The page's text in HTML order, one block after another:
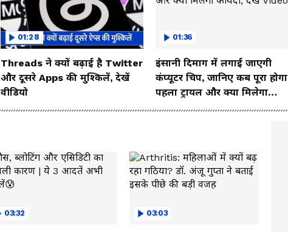
01:28
Threads ने क्यों बढ़ाई है Twitter
और दूसरे Apps की मुश्किलें, देखें
वीडियो
01:36
इंसानी दिमाग में लगाई जाएगी
कंप्यूटर चिप, जानिए कब पूरा होगा
पहला ट्रायल और क्या मिलेगा
03:32 03:03